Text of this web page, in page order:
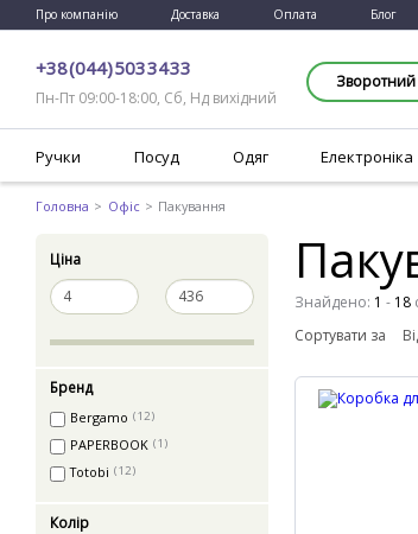
Про компанію Доставка Оплата Блог
+38 (044) 503 34 33
Пн-Пт 09:00-18:00, Сб, Нд вихідний
Зворотний
Ручки Посуд Одяг Електроніка
Головна Офіс Пакування
Ціна
Бренд
Bergamo (12)
PAPERBOOK (1)
Totobi (12)
Колір
Знайдено: 1 - 18
Сортувати за